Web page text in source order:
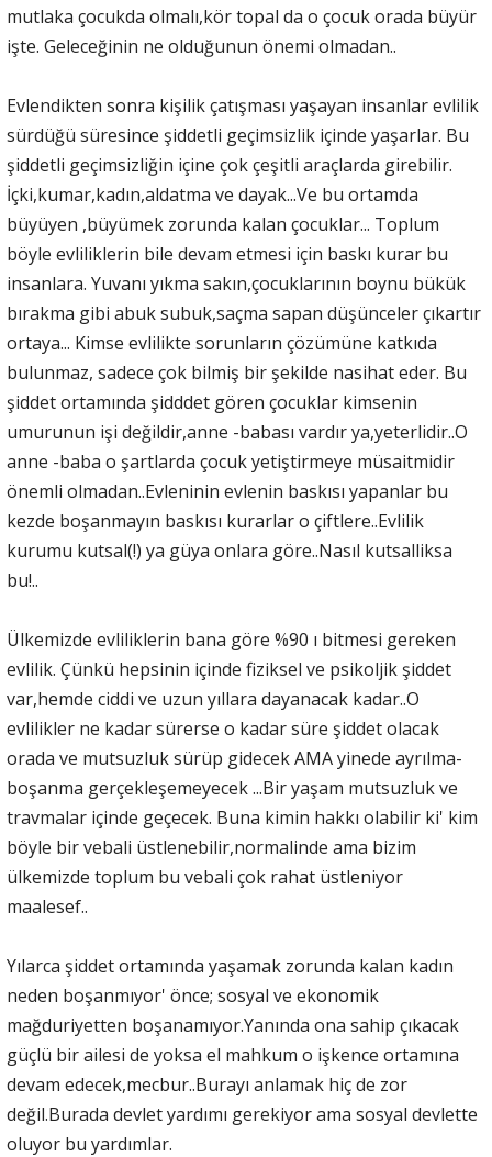
mutlaka çocukda olmalı,kör topal da o çocuk orada büyür
işte. Geleceğinin ne olduğunun önemi olmadan..
Evlendikten sonra kişilik çatışması yaşayan insanlar evlilik
sürdüğü süresince şiddetli geçimsizlik içinde yaşarlar. Bu
şiddetli geçimsizliğin içine çok çeşitli araçlarda girebilir.
İçki,kumar,kadın,aldatma ve dayak...Ve bu ortamda
büyüyen ,büyümek zorunda kalan çocuklar... Toplum
böyle evliliklerin bile devam etmesi için baskı kurar bu
insanlara. Yuvanı yıkma sakın,çocuklarının boynu bükük
bırakma gibi abuk subuk,saçma sapan düşünceler çıkartır
ortaya... Kimse evlilikte sorunların çözümüne katkıda
bulunmaz, sadece çok bilmiş bir şekilde nasihat eder. Bu
şiddet ortamında şidddet gören çocuklar kimsenin
umurunun işi değildir,anne -babası vardır ya,yeterlidir..O
anne -baba o şartlarda çocuk yetiştirmeye müsaitmidir
önemli olmadan..Evleninin evlenin baskısı yapanlar bu
kezde boşanmayın baskısı kurarlar o çiftlere..Evlilik
kurumu kutsal(!) ya güya onlara göre..Nasıl kutsalliksa
bu!..
Ülkemizde evliliklerin bana göre %90 ı bitmesi gereken
evlilik. Çünkü hepsinin içinde fiziksel ve psikoljik şiddet
var,hemde ciddi ve uzun yıllara dayanacak kadar..O
evlilikler ne kadar sürerse o kadar süre şiddet olacak
orada ve mutsuzluk sürüp gidecek AMA yinede ayrılma-
boşanma gerçekleşemeyecek ...Bir yaşam mutsuzluk ve
travmalar içinde geçecek. Buna kimin hakkı olabilir ki' kim
böyle bir vebali üstlenebilir,normalinde ama bizim
ülkemizde toplum bu vebali çok rahat üstleniyor
maalesef..
Yılarca şiddet ortamında yaşamak zorunda kalan kadın
neden boşanmıyor' önce; sosyal ve ekonomik
mağduriyetten boşanamıyor.Yanında ona sahip çıkacak
güçlü bir ailesi de yoksa el mahkum o işkence ortamına
devam edecek,mecbur..Burayı anlamak hiç de zor
değil.Burada devlet yardımı gerekiyor ama sosyal devlette
oluyor bu yardımlar.